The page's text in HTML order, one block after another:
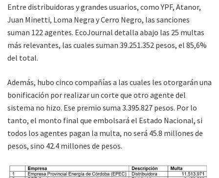
Entre distribuidoras y grandes usuarios, como YPF, Atanor,
Juan Minetti, Loma Negra y Cerro Negro, las sanciones
suman 122 agentes. EcoJournal detalla abajo las 25 multas
más relevantes, las cuales suman 39.251.352 pesos, el 85,6%
del total.
Además, hubo cinco compañías a las cuales les otorgarán una
bonificación por realizar un corte que otro agente del
sistema no hizo. Ese premio suma 3.395.827 pesos. Por lo
tanto, el monto final que embolsará el Estado Nacional, si
todos los agentes pagan la multa, no será 45.8 millones de
pesos, sino 42.4 millones de pesos.